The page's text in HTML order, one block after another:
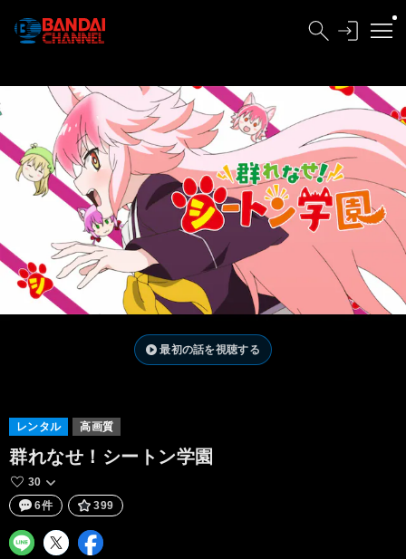
最初の話を視聴する
レンタル 高画質
群れなせ！シートン学園
30
6件
399